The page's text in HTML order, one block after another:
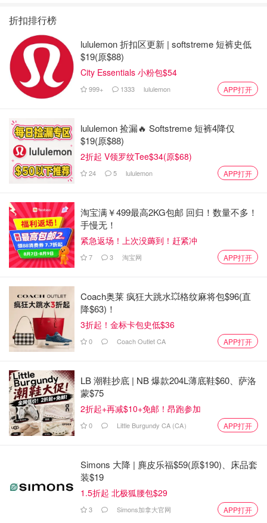
罗马尼亚 vs 乌克兰 3：0
斯洛伐克 vs 比利时 1：0
法国 vs 奥地利 1：0
荷兰 vs 波兰 2：1
斯洛文尼亚 vs 丹麦 1：1
英格兰 vs 塞尔维亚 1:0
6月15日：
瑞士 vs 匈牙利 3：1
西班牙 vs 克罗地亚 3：0
意大利 vs 阿尔巴尼亚：2：1
6月14日：
德国队 vs 苏格兰队 5：1
2024欧洲杯介绍
2024欧洲杯全程2024年欧洲足球锦标赛，英文 UEFA Euro
2024，简称Euro 2024，由欧洲足联组织，四年一度，是仅
2024欧洲杯预选赛
2024欧洲杯预选赛全程持续一年，于2023年3月23日至
2024年3月26日举行
，旨在决出23支欧洲足联成员国男子国
折扣排行榜
lululemon 折扣区更新 | softstreme 短裤史低
$19(原$88)
City Essentials 小粉包$54
999+ 1333 lululemon APP打开
lululemon 捡漏🔥 Softstreme 短裤4降仅
$19(原$88)
2折起 V领罗纹Tee$34(原$68)
24 5 lululemon APP打开
淘宝满￥499最高2KG包邮 回归！数量不多！
手慢无！
紧急返场！上次没薅到！赶紧冲
7 3 淘宝网 APP打开
Coach奥莱 疯狂大跳水💥格纹麻将包$96(直
降$63)！
3折起！金标卡包史低$36
0 Coach Outlet CA APP打开
LB 潮鞋抄底 | NB 爆款204L薄底鞋$60、萨洛
蒙$75
2折起+再减$10+免邮！昂跑参加
0 Little Burgundy CA (CA） APP打开
Simons 大降 | 麂皮乐福$59(原$190)、床品套
装$19
1.5折起 北极狐腰包$29
3 Simons加拿大官网 APP打开